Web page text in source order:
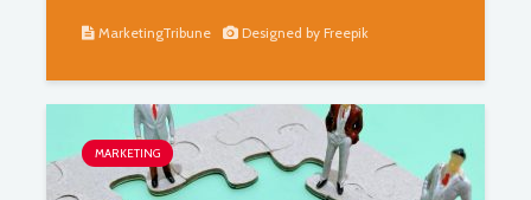
MarketingTribune Designed by Freepik
MARKETING